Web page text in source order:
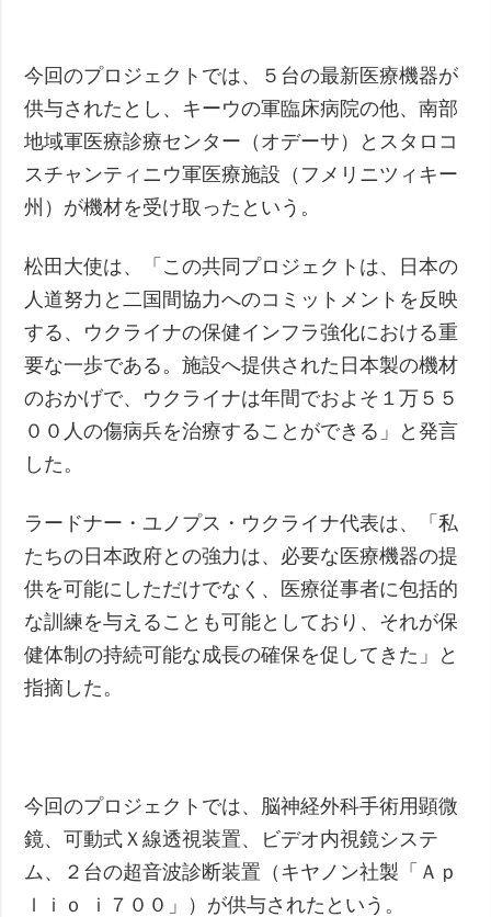
今回のプロジェクトでは、５台の最新医療機器が
供与されたとし、キーウの軍臨床病院の他、南部
地域軍医療診療センター（オデーサ）とスタロコ
スチャンティニウ軍医療施設（フメリニツィキー
州）が機材を受け取ったという。
松田大使は、「この共同プロジェクトは、日本の
人道努力と二国間協力へのコミットメントを反映
する、ウクライナの保健インフラ強化における重
要な一歩である。施設へ提供された日本製の機材
のおかげで、ウクライナは年間でおよそ１万５５
００人の傷病兵を治療することができる」と発言
した。
ラードナー・ユノプス・ウクライナ代表は、「私
たちの日本政府との強力は、必要な医療機器の提
供を可能にしただけでなく、医療従事者に包括的
な訓練を与えることも可能としており、それが保
健体制の持続可能な成長の確保を促してきた」と
指摘した。
今回のプロジェクトでは、脳神経外科手術用顕微
鏡、可動式Ｘ線透視装置、ビデオ内視鏡システ
ム、２台の超音波診断装置（キヤノン社製「Ａｐ
ｌｉｏ ｉ７００」）が供与されたという。